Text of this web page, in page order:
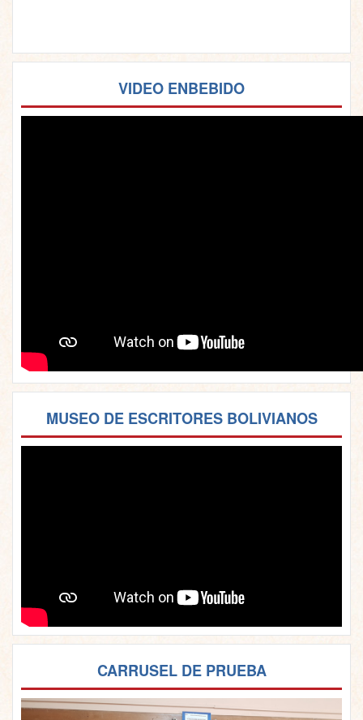
VIDEO ENBEBIDO
MUSEO DE ESCRITORES BOLIVIANOS
CARRUSEL DE PRUEBA